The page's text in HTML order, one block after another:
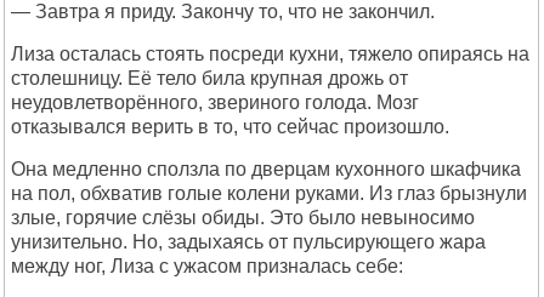
— Завтра я приду. Закончу то, что не закончил.
Лиза осталась стоять посреди кухни, тяжело опираясь на
столешницу. Её тело била крупная дрожь от
неудовлетворённого, звериного голода. Мозг
отказывался верить в то, что сейчас произошло.
Она медленно сползла по дверцам кухонного шкафчика
на пол, обхватив голые колени руками. Из глаз брызнули
злые, горячие слёзы обиды. Это было невыносимо
унизительно. Но, задыхаясь от пульсирующего жара
между ног, Лиза с ужасом призналась себе: